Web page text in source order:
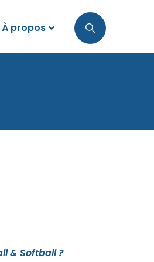
À propos
& Softball ?